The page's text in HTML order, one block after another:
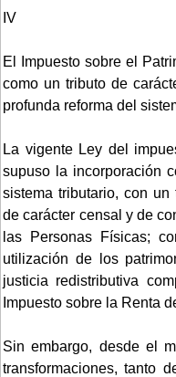
IV
El Impuesto sobre el
como un tributo de
profunda reforma del
La vigente Ley del
supuso la incorporación
sistema tributario, con
de carácter censal y de
las Personas Físicas;
utilización de los
justicia redistributiva
Impuesto sobre la Renta
Sin embargo, desde el
transformaciones, tanto